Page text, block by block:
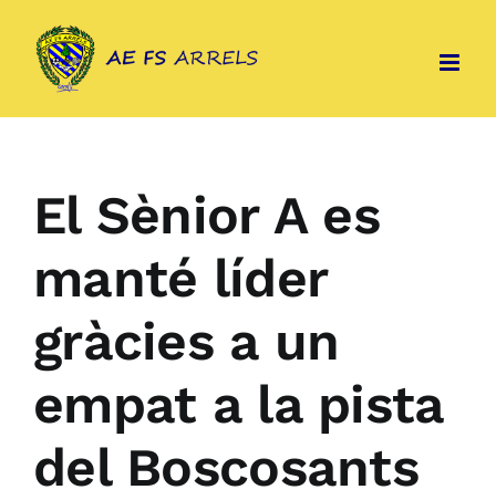
content
El Sènior A es
manté líder
gràcies a un
empat a la pista
del Boscosants